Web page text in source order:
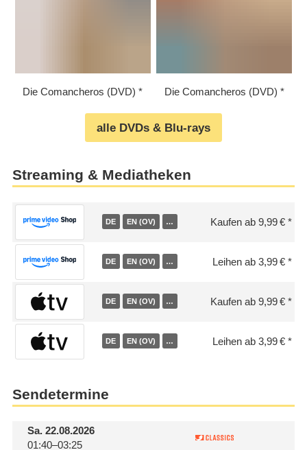
Die Comancheros (DVD) Die Comancheros (DVD)
alle DVDs & Blu-rays
Streaming & Mediatheken
DE EN (OV) … Kaufen ab 9,99 €
DE EN (OV) … Leihen ab 3,99 €
DE EN (OV) … Kaufen ab 9,99 €
DE EN (OV) … Leihen ab 3,99 €
Sendetermine
Sa.22.08.2026
01:40–03:25